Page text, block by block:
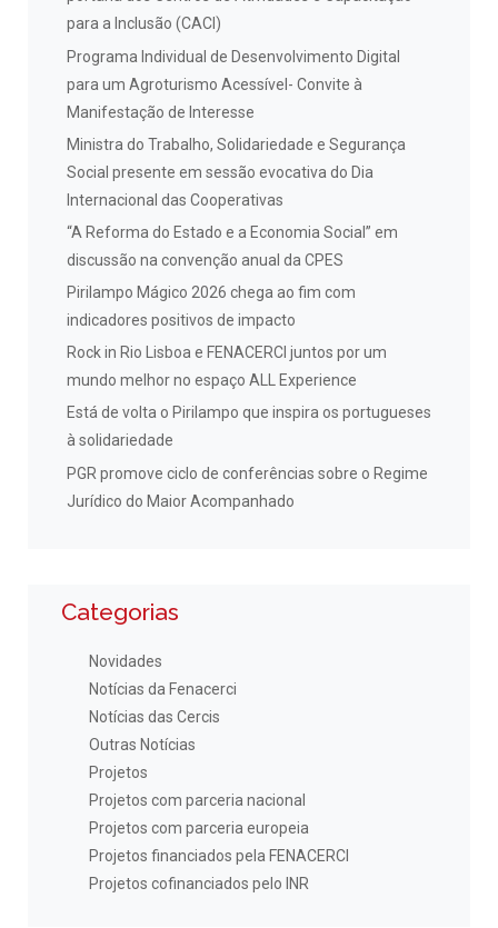
para a Inclusão (CACI)
Programa Individual de Desenvolvimento Digital
para um Agroturismo Acessível- Convite à
Manifestação de Interesse
Ministra do Trabalho, Solidariedade e Segurança
Social presente em sessão evocativa do Dia
Internacional das Cooperativas
“A Reforma do Estado e a Economia Social” em
discussão na convenção anual da CPES
Pirilampo Mágico 2026 chega ao fim com
indicadores positivos de impacto
Rock in Rio Lisboa e FENACERCI juntos por um
mundo melhor no espaço ALL Experience
Está de volta o Pirilampo que inspira os portugueses
à solidariedade
PGR promove ciclo de conferências sobre o Regime
Jurídico do Maior Acompanhado
Categorias
Novidades
Notícias da Fenacerci
Notícias das Cercis
Outras Notícias
Projetos
Projetos com parceria nacional
Projetos com parceria europeia
Projetos financiados pela FENACERCI
Projetos cofinanciados pelo INR